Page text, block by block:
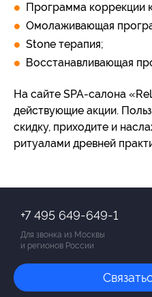
Программа коррекции
Омолаживающая
Stone терапия;
Восстанавливающая
На сайте SPA-салона
действующие акции.
скидку, приходите и
ритуалами древней
+7 495 649-649-1
Для звонка из Москвы
и регионов России